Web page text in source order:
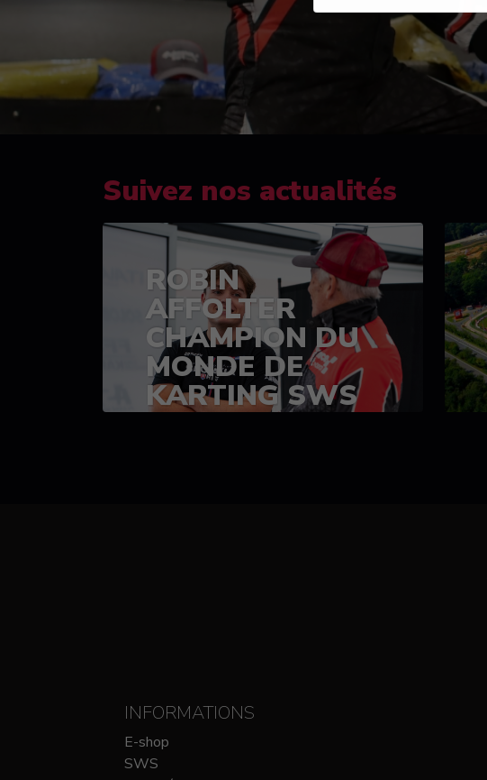
Suivez nos actualités
ROBIN
AFFOLTER
CHAMPION DU
MONDE DE
KARTING SWS
(SPRINT)
INFORMATIONS
E-shop
SWS